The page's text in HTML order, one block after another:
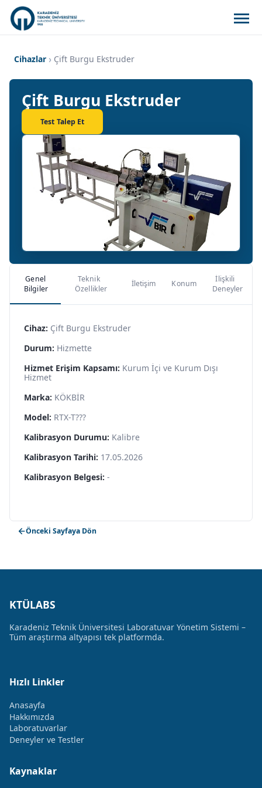
Cihazlar Çift Burgu Ekstruder
Çift Burgu Ekstruder
Test Talep Et
Genel
Bilgiler
Teknik
Özellikler
İletişim Konum
İlişkili
Deneyler
Cihaz: Çift Burgu Ekstruder
Durum: Hizmette
Hizmet Erişim Kapsamı: Kurum İçi ve Kurum Dışı
Hizmet
Marka: KÖKBİR
Model: RTX-T???
Kalibrasyon Durumu: Kalibre
Kalibrasyon Tarihi: 17.05.2026
Kalibrasyon Belgesi: -
Önceki Sayfaya Dön
KTÜLABS
Karadeniz Teknik Üniversitesi Laboratuvar Yönetim Sistemi –
Tüm araştırma altyapısı tek platformda.
Hızlı Linkler
Anasayfa
Hakkımızda
Laboratuvarlar
Deneyler ve Testler
Kaynaklar